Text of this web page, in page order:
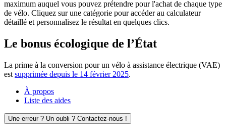
maximum auquel vous pouvez prétendre pour l'achat de chaque type
de vélo. Cliquez sur une catégorie pour accéder au calculateur
détaillé et personnalisez le résultat en quelques clics.
Le bonus écologique de l’État
La prime à la conversion pour un vélo à assistance électrique (VAE)
est supprimée depuis le 14 février 2025.
À propos
Liste des aides
Une erreur ? Un oubli ? Contactez-nous !